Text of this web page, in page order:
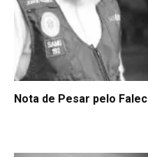
Nota de Pesar pelo